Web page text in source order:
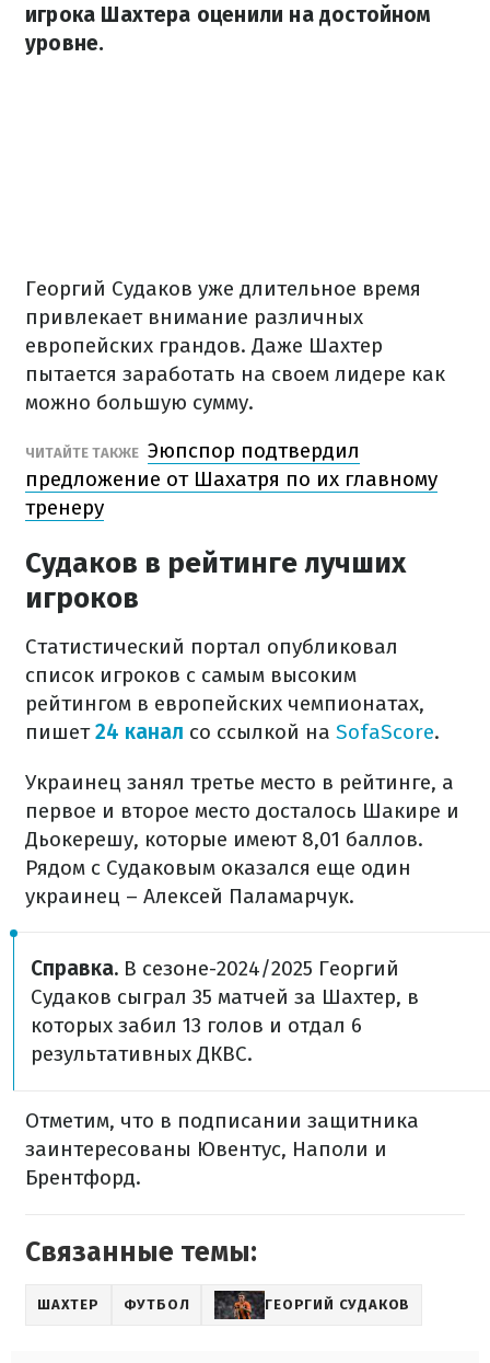
игрока Шахтера оценили на достойном
уровне.
Георгий Судаков уже длительное время
привлекает внимание различных
европейских грандов. Даже Шахтер
пытается заработать на своем лидере как
можно большую сумму.
ЧИТАЙТЕ ТАКЖЕ Эюпспор подтвердил
предложение от Шахатря по их главному
тренеру
Судаков в рейтинге лучших
игроков
Статистический портал опубликовал
список игроков с самым высоким
рейтингом в европейских чемпионатах,
пишет24 канал со ссылкой на SofaScore.
Украинец занял третье место в рейтинге, а
первое и второе место досталось Шакире и
Дьокерешу, которые имеют 8,01 баллов.
Рядом с Судаковым оказался еще один
украинец – Алексей Паламарчук.
Справка. В сезоне-2024/2025 Георгий
Судаков сыграл 35 матчей за Шахтер, в
которых забил 13 голов и отдал 6
результативных ДКВС.
Отметим, что в подписании защитника
заинтересованы Ювентус, Наполи и
Брентфорд.
Связанные темы:
ШАХТЕР ФУТБОЛ ГЕОРГИЙ СУДАКОВ